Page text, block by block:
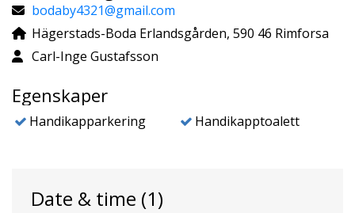
bodaby4321@gmail.com
Hägerstads-Boda Erlandsgården, 590 46 Rimforsa
Carl-Inge Gustafsson
Egenskaper
Handikapparkering Handikapptoalett
Date & time (1)